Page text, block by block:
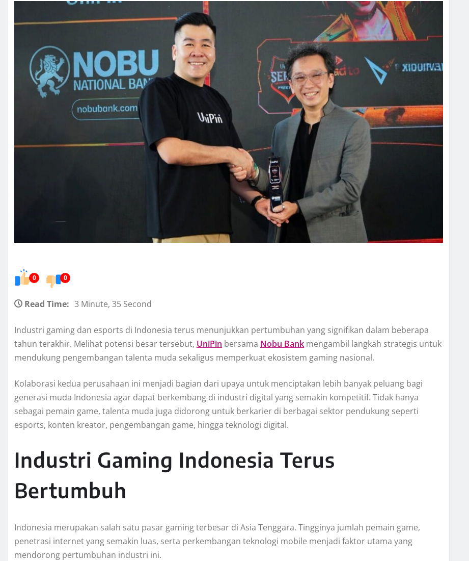
0 0
Read Time: 3 Minute, 35 Second
Industri gaming dan esports di Indonesia terus menunjukkan pertumbuhan yang signifikan dalam beberapa
tahun terakhir. Melihat potensi besar tersebut, UniPin bersama Nobu Bank mengambil langkah strategis untuk
mendukung pengembangan talenta muda sekaligus memperkuat ekosistem gaming nasional.
Kolaborasi kedua perusahaan ini menjadi bagian dari upaya untuk menciptakan lebih banyak peluang bagi
generasi muda Indonesia agar dapat berkembang di industri digital yang semakin kompetitif. Tidak hanya
sebagai pemain game, talenta muda juga didorong untuk berkarier di berbagai sektor pendukung seperti
esports, konten kreator, pengembangan game, hingga teknologi digital.
Industri Gaming Indonesia Terus
Bertumbuh
Indonesia merupakan salah satu pasar gaming terbesar di Asia Tenggara. Tingginya jumlah pemain game,
penetrasi internet yang semakin luas, serta perkembangan teknologi mobile menjadi faktor utama yang
mendorong pertumbuhan industri ini.